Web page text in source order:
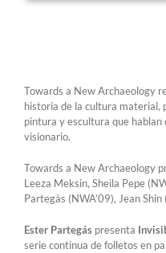
Towards a New Archaeology
historia de la cultura material,
pintura y escultura que
visionario.
Towards a New Archaeology
Leeza Meksin, Sheila Pepe
Partegàs (NWA’09), Jean
Ester Partegás presenta
serie continua de folletos en